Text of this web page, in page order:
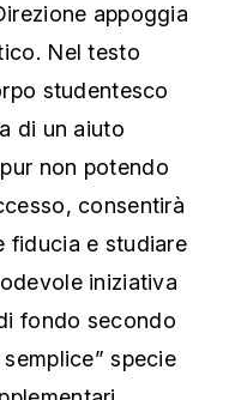
appoggia
Nel testo
studentesco
di un aiuto
non potendo
consentirà
fiducia e studiare
iniziativa
fondo secondo
specie